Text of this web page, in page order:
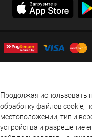
Продолжая использовать
обработку файлов cookie,
местоположении; тип и
устройства и разрешение